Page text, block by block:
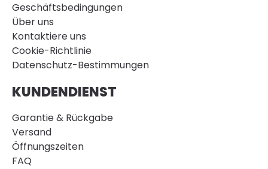
Geschäftsbedingungen
Über uns
Kontaktiere uns
Cookie-Richtlinie
Datenschutz-Bestimmungen
KUNDENDIENST
Garantie & Rückgabe
Versand
Öffnungszeiten
FAQ